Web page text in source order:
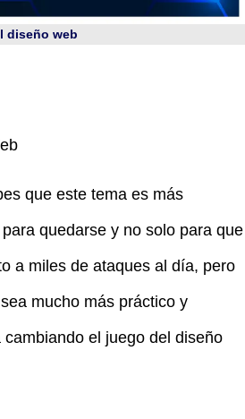
diseño web
que este tema es más
quedarse y no solo para que
a miles de ataques al día, pero
mucho más práctico y
el juego del diseño